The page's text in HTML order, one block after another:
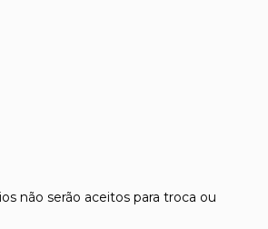
não serão aceitos para troca ou